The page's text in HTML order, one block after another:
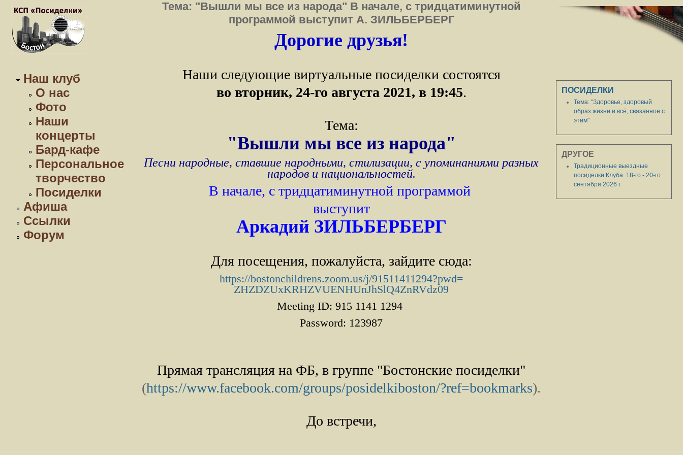
Наш клуб
О нас
Фото
Наши
концерты
Бард-кафе
Персональное
творчество
Посиделки
Афиша
Ссылки
Форум
Тема: "Вышли мы все из народа" В начале, с тридцатиминутной
программой выступит А. ЗИЛЬБЕРБЕРГ
Дорогие друзья!
Наши следующие виртуальные посиделки состоятся
во вторник, 24-го августа 2021, в 19:45.
Тема:
"Вышли мы все из народа"
Песни народные, ставшие народными, стилизации, с упоминаниями разных
народов и национальностей.
В начале, с тридцатиминутной программой
выступит
Аркадий ЗИЛЬБЕРБЕРГ
Для посещения, пожалуйста, зайдите сюда:
https://bostonchildrens.zoom.us/j/91511411294?pwd=
ZHZDZUxKRHZVUENHUnJhSlQ4ZnRVdz09
Meeting ID: 915 1141 1294
Password: 123987
Прямая трансляция на ФБ, в группе "Бостонские посиделки"
(https://www.facebook.com/groups/posidelkiboston/?ref=bookmarks).
До встречи,
ПОСИДЕЛКИ
Тема: "Здоровье, здоровый
образ жизни и всё, связанное с
этим"
ДРУГОЕ
Традиционные выездные
посиделки Клуба. 18-го - 20-го
сентября 2026 г.